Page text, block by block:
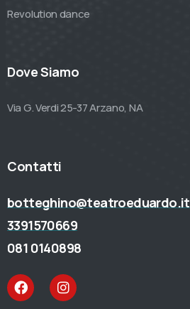
Revolution dance
Dove Siamo
Via G. Verdi 25-37 Arzano, NA
Contatti
botteghino@teatroeduardo.it
3391570669
081 0140898